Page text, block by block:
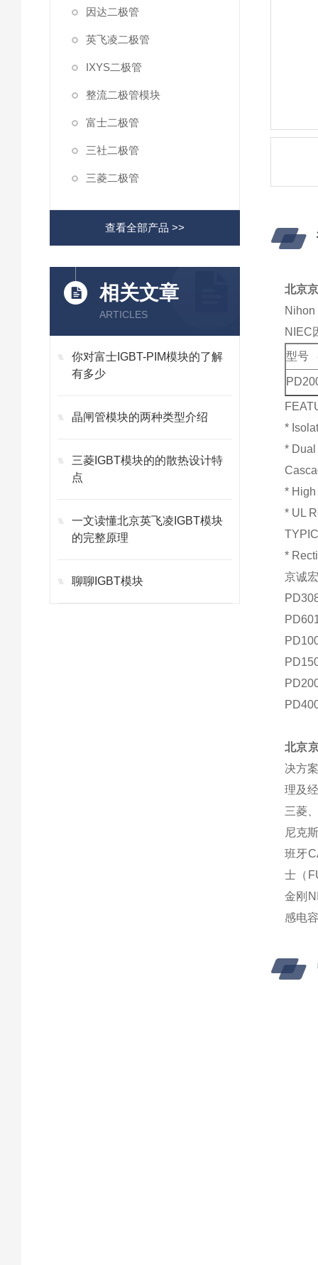
因达二极管
英飞凌二极管
IXYS二极管
整流二极管模块
富士二极管
三社二极管
三菱二极管
查看全部产品 >>
相关文章
ARTICLES
你对富士IGBT-PIM模块的了解
有多少
晶闸管模块的两种类型介绍
三菱IGBT模块的的散热设计特
点
一文读懂北京英飞凌IGBT模块
的完整原理
聊聊IGBT模块
北京
Nihon
NIEC
型号
*
*
*
* UL
*
京诚
北京
决方
理及
三菱
尼克
班牙
士（
金刚
感电